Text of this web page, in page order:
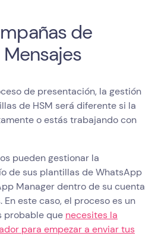
de
de presentación, la gestión
de HSM será diferente si la
o estás trabajando con
pueden gestionar la
de sus plantillas de WhatsApp
Manager dentro de su cuenta
En este caso, el proceso es un
probable que necesites la
para empezar a enviar tus